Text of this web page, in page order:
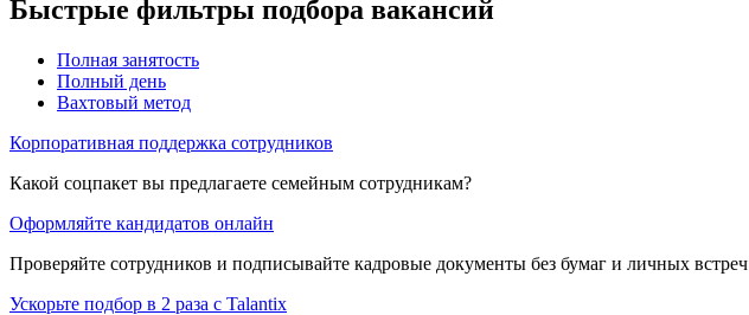
Быстрые фильтры подбора вакансий
Полная занятость
Полный день
Вахтовый метод
Корпоративная поддержка сотрудников
Какой соцпакет вы предлагаете семейным сотрудникам?
Оформляйте кандидатов онлайн
Проверяйте сотрудников и подписывайте кадровые документы без бумаг и личных встреч
Ускорьте подбор в 2 раза с Talantix